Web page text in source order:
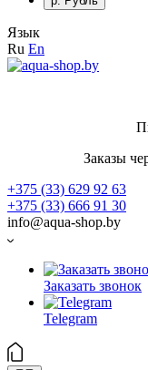
Язык
Ru En
Заказы
+375 (33) 629 92 63
+375 (33) 666 91 30
info@aqua-shop.by
Заказать звонок
Telegram